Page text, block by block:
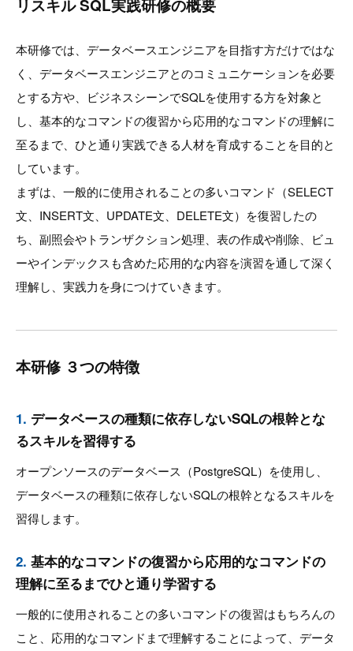
リスキル SQL実践研修の概要
本研修では、データベースエンジニアを目指す方だけではな
く、データベースエンジニアとのコミュニケーションを必要
とする方や、ビジネスシーンでSQLを使用する方を対象と
し、基本的なコマンドの復習から応用的なコマンドの理解に
至るまで、ひと通り実践できる人材を育成することを目的と
しています。
まずは、一般的に使用されることの多いコマンド（SELECT
文、INSERT文、UPDATE文、DELETE文）を復習したの
ち、副照会やトランザクション処理、表の作成や削除、ビュ
ーやインデックスも含めた応用的な内容を演習を通して深く
理解し、実践力を身につけていきます。
本研修 ３つの特徴
1. データベースの種類に依存しないSQLの根幹とな
るスキルを習得する
オープンソースのデータベース（PostgreSQL）を使用し、
データベースの種類に依存しないSQLの根幹となるスキルを
習得します。
2. 基本的なコマンドの復習から応用的なコマンドの
理解に至るまでひと通り学習する
一般的に使用されることの多いコマンドの復習はもちろんの
こと、応用的なコマンドまで理解することによって、データ